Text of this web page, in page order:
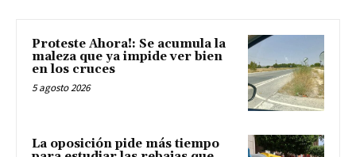
Proteste Ahora!: Se acumula la
maleza que ya impide ver bien
en los cruces
5 agosto 2026
La oposición pide más tiempo